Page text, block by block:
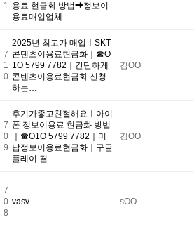
1 용료 현금화 방법➡정보이
용료매입업체
7
1
0
2025년 최고가 매입ㅣSKT
콘텐츠이용료현금화｜☎O
1O 5799 7782｜간단하게
콘텐츠이용료현금화 신청
하는…
김OO
7
0
9
후기가좋고친절해요ㅣ아이
폰 정보이용료 현금화 방법
｜☎O1O 5799 7782｜미
납정보이용료현금화｜구글
플레이 결…
김OO
7
0
8
vasv sOO